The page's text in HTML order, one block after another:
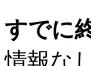
すでに
情報な